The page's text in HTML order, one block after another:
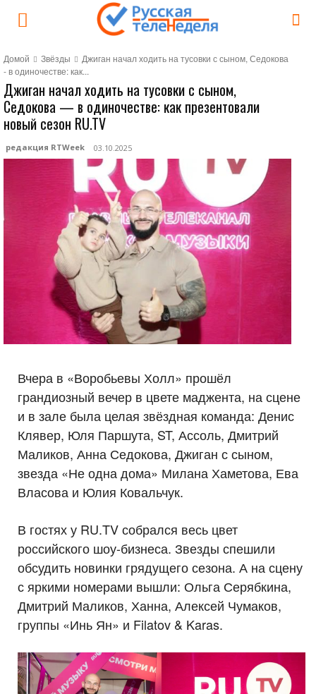
Домой Звёзды
Джиган начал ходить на тусовки с сыном, Седокова
- в одиночестве: как...
Джиган начал ходить на тусовки с сыном,
Седокова — в одиночестве: как презентовали
новый сезон RU.TV
редакция RTWeek 03.10.2025
Вчера в «Воробьевы Холл» прошёл
грандиозный вечер в цвете маджента, на сцене
и в зале была целая звёздная команда: Денис
Клявер, Юля Паршута, ST, Ассоль, Дмитрий
Маликов, Анна Седокова, Джиган с сыном,
звезда «Не одна дома» Милана Хаметова, Ева
Власова и Юлия Ковальчук.
В гостях у RU.TV собрался весь цвет
российского шоу-бизнеса. Звезды спешили
обсудить новинки грядущего сезона. А на сцену
с яркими номерами вышли: Ольга Серябкина,
Дмитрий Маликов, Ханна, Алексей Чумаков,
группы «Инь Ян» и Filatov & Karas.